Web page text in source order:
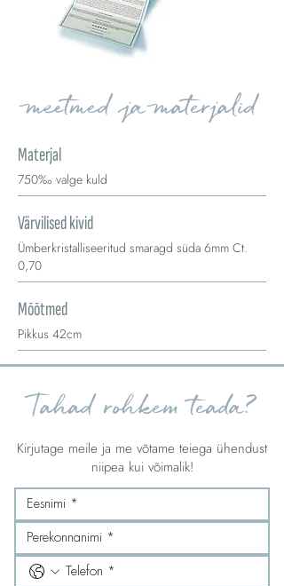
meetmed ja materjalid
Materjal
750‰ valge kuld
Värvilised kivid
Ümberkristalliseeritud smaragd süda 6mm Ct.
0,70
Mõõtmed
Pikkus 42cm
Tahad rohkem teada?
Kirjutage meile ja me võtame teiega ühendust
niipea kui võimalik!